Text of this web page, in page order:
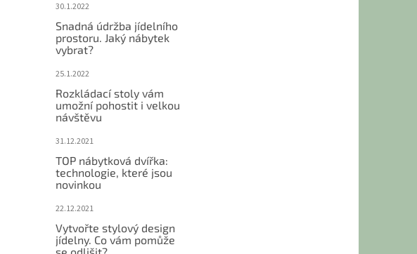
30.1.2022
Snadná údržba jídelního
prostoru. Jaký nábytek
vybrat?
25.1.2022
Rozkládací stoly vám
umožní pohostit i velkou
návštěvu
31.12.2021
TOP nábytková dvířka:
technologie, které jsou
novinkou
22.12.2021
Vytvořte stylový design
jídelny. Co vám pomůže